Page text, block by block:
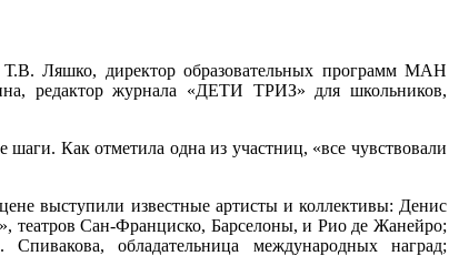
Ляшко, директор образовательных программ МАН
редактор журнала «ДЕТИ ТРИЗ» для школьников,
Как отметила одна из участниц, «все чувствовали
выступили известные артисты и коллективы: Денис
театров Сан-Франциско, Барселоны, и Рио де Жанейро;
обладательница международных наград;